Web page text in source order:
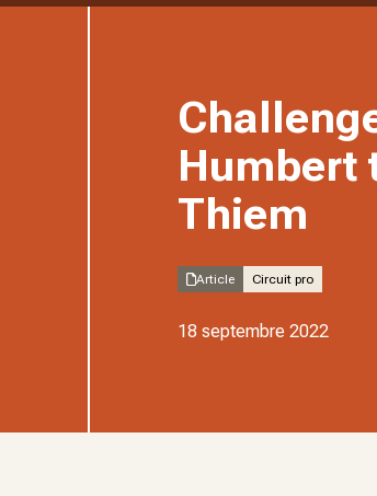
Humbert
Thiem
Article Circuit pro
18 septembre 2022